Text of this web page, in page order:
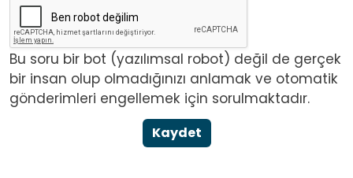
Bu soru bir bot (yazılımsal robot) değil de gerçek
bir insan olup olmadığınızı anlamak ve otomatik
gönderimleri engellemek için sorulmaktadır.
Kaydet